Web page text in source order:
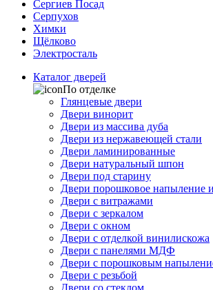
Сергиев Посад
Серпухов
Химки
Щёлково
Электросталь
Каталог дверей
По отделке
Глянцевые двери
Двери винорит
Двери из массива дуба
Двери из нержавеющей стали
Двери ламинированные
Двери натуральный шпон
Двери под старину
Двери порошковое
Двери с витражами
Двери с зеркалом
Двери с окном
Двери с отделкой винилискожа
Двери с панелями МДФ
Двери с порошковым
Двери с резьбой
Двери со стеклом